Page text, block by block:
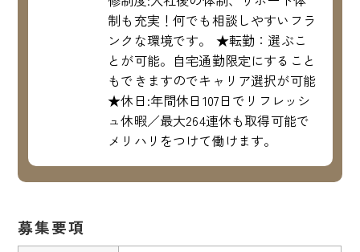
制も充実！何でも相談しやすいフラ
ンクな環境です。 ★転勤：選ぶこ
とが可能。自宅通勤限定にすること
もできますのでキャリア選択が可能
★休日:年間休日107日でリフレッシ
ュ休暇／最大264連休も取得可能で
メリハリをつけて働けます。
募集要項